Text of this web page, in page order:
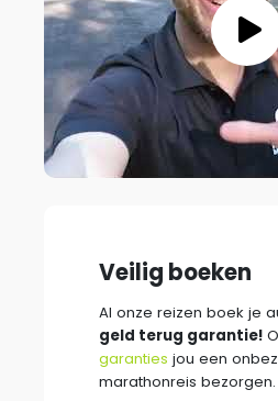
Veilig boeken
Al onze reizen boek je
geld terug garantie!
garanties jou een
marathonreis bezorgen.